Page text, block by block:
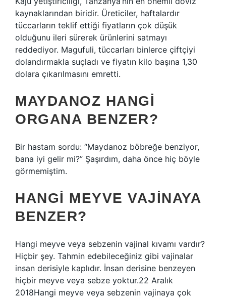
kaynaklarından biridir. Üreticiler, haftalardır
tüccarların teklif ettiği fiyatların çok düşük
olduğunu ileri sürerek ürünlerini satmayı
reddediyor. Magufuli, tüccarları binlerce çiftçiyi
dolandırmakla suçladı ve fiyatın kilo başına 1,30
dolara çıkarılmasını emretti.
MAYDANOZ HANGI
ORGANA BENZER?
Bir hastam sordu: “Maydanoz böbreğe benziyor,
bana iyi gelir mi?” Şaşırdım, daha önce hiç böyle
görmemiştim.
HANGI MEYVE VAJINAYA
BENZER?
Hangi meyve veya sebzenin vajinal kıvamı vardır?
Hiçbir şey. Tahmin edebileceğiniz gibi vajinalar
insan derisiyle kaplıdır. İnsan derisine benzeyen
hiçbir meyve veya sebze yoktur.22 Aralık
2018Hangi meyve veya sebzenin vajinaya çok